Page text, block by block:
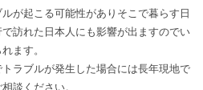
が起こる可能性がありそこで暮らす日
訪れた日本人にも影響が出ますのでい
ます。
ラブルが発生した場合には長年現地で
談ください。